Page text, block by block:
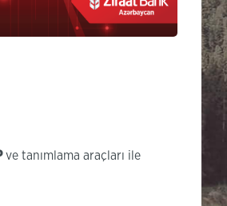
ve tanımlama araçları ile